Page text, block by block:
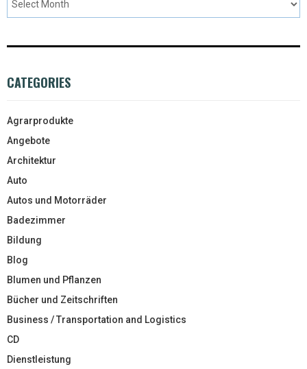
CATEGORIES
Agrarprodukte
Angebote
Architektur
Auto
Autos und Motorräder
Badezimmer
Bildung
Blog
Blumen und Pflanzen
Bücher und Zeitschriften
Business / Transportation and Logistics
CD
Dienstleistung